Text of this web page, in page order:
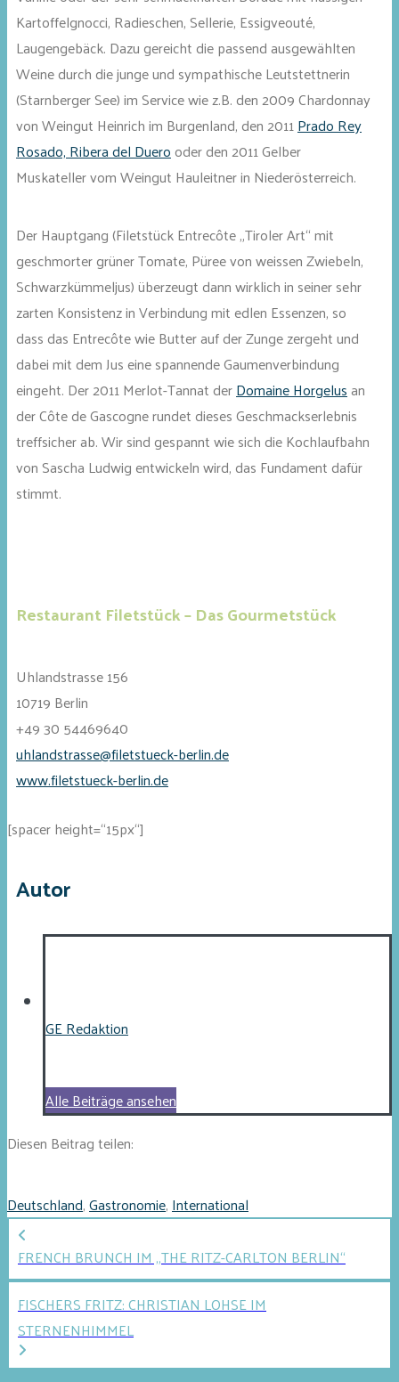
Kartoffelgnocci, Radieschen, Sellerie, Essigveouté,
Laugengebäck. Dazu gereicht die passend ausgewählten
Weine durch die junge und sympathische Leutstettnerin
(Starnberger See) im Service wie z.B. den 2009 Chardonnay
von Weingut Heinrich im Burgenland, den 2011Prado Rey
Rosado, Ribera del Duerooder den 2011 Gelber
Muskateller vom Weingut Hauleitner in Niederösterreich.
Der Hauptgang (Filetstück Entrecôte „Tiroler Art“ mit
geschmorter grüner Tomate, Püree von weissen Zwiebeln,
Schwarzkümmeljus) überzeugt dann wirklich in seiner sehr
zarten Konsistenz in Verbindung mit edlen Essenzen, so
dass das Entrecôte wie Butter auf der Zunge zergeht und
dabei mit dem Jus eine spannende Gaumenverbindung
eingeht. Der 2011 Merlot-Tannat derDomaine Horgelusan
der Côte de Gascogne rundet dieses Geschmackserlebnis
treffsicher ab. Wir sind gespannt wie sich die Kochlaufbahn
von Sascha Ludwig entwickeln wird, das Fundament dafür
stimmt.
Restaurant Filetstück – Das Gourmetstück
Uhlandstrasse 156
10719 Berlin
+49 30 54469640
uhlandstrasse@filetstueck-berlin.de
www.filetstueck-berlin.de
[spacer height=“15px“]
Autor
GE Redaktion
Alle Beiträge ansehen
Diesen Beitrag teilen:
Deutschland,Gastronomie, International
FRENCH BRUNCH IM „THE RITZ-CARLTON BERLIN“
FISCHERS FRITZ: CHRISTIAN LOHSE IM
STERNENHIMMEL